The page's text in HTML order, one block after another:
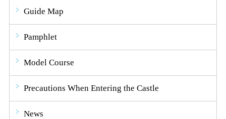
Guide Map
Pamphlet
Model Course
Precautions When Entering the Castle
News